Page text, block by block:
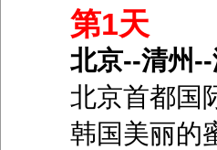
第1天
北京--清州
北京首都国
韩国美丽的